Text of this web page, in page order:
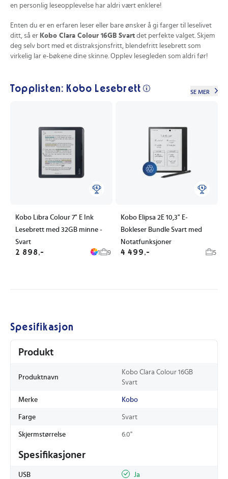
en personlig leseopplevelse har aldri vært enklere!
Enten du er en erfaren leser eller bare ønsker å gi farger til leselivet
ditt, så er Kobo Clara Colour 16GB Svart det perfekte valget. Skjem
deg selv bort med et distraksjonsfritt, blendefritt lesebrett som
virkelig lar e-bøkene dine skinne. Opplev lesegleden som aldri før!
Topplisten: Kobo Lesebrett SE MER
Kobo Libra Colour 7" E Ink
Lesebrett med 32GB minne -
Svart
2 898,- 1 9
Kobo Elipsa 2E 10,3" E-
Bokleser Bundle Svart med
Notatfunksjoner
4 499,- 5
Spesifikasjon
Produkt
Produktnavn
Kobo Clara Colour 16GB
Svart
Merke Kobo
Farge Svart
Skjermstørrelse 6.0"
Spesifikasjoner
USB Ja